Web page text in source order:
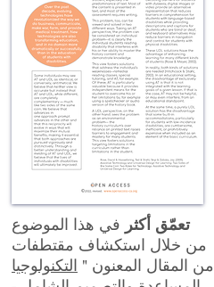
تعمّق أكثر في هذا الموضوع
من خلال استكشاف مقتطفات
من المقال المعنون " التكنولوجيا